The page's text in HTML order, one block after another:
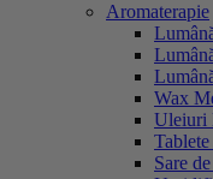
Aromaterapie
Wax
Uleiuri
Sare